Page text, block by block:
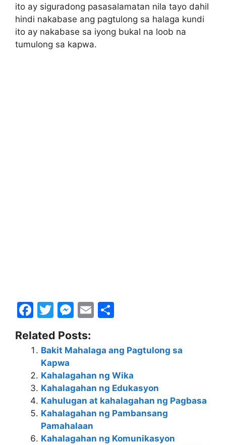
ito ay siguradong pasasalamatan nila tayo dahil
hindi nakabase ang pagtulong sa halaga kundi
ito ay nakabase sa iyong bukal na loob na
tumulong sa kapwa.
F
c
e
b
o
o
k
T
itt
er
M
s
s
e
n
g
er
E
l
ar
e
Related Posts:
Bakit Mahalaga ang Pagtulong sa
Kapwa
Kahalagahan ng Wika
Kahalagahan ng Edukasyon
Kahulugan at kahalagahan ng Pagbasa
Kahalagahan ng Pambansang
Pamahalaan
Kahalagahan ng Komunikasyon